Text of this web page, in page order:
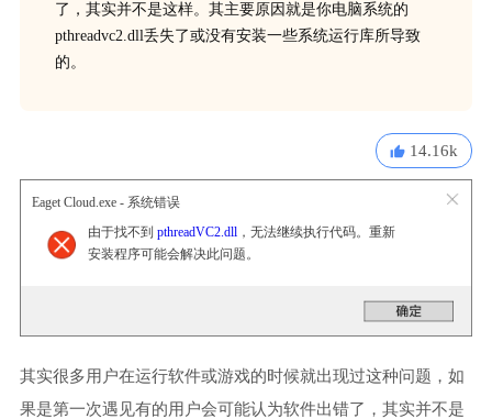
了，其实并不是这样。其主要原因就是你电脑系统的
pthreadvc2.dll丢失了或没有安装一些系统运行库所导致
的。
14.16k
Eaget Cloud.exe - 系统错误
由于找不到 pthreadVC2.dll，无法继续执行代码。重新
安装程序可能会解决此问题。
其实很多用户在运行软件或游戏的时候就出现过这种问题，如
果是第一次遇见有的用户会可能认为软件出错了，其实并不是